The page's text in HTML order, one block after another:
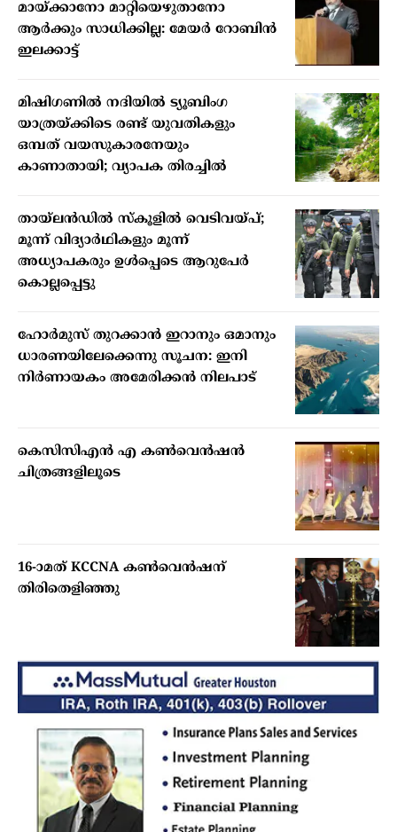
മായ്ക്കാനോ മാറ്റിയെഴുതാനോ
ആർക്കും സാധിക്കില്ല: മേയർ റോബിൻ
ഇലക്കാട്ട്
മിഷിഗണില്‍ നദിയില്‍ ട്യൂബിംഗ
യാത്രയ്ക്കിടെ രണ്ട് യുവതികളും
ഒമ്പത് വയസുകാരനേയും
കാണാതായി; വ്യാപക തിരച്ചില്‍
തായ്ലന്‍ഡില്‍ സ്‌കൂളില്‍ വെടിവയ്പ്;
മൂന്ന് വിദ്യാര്‍ഥികളും മൂന്ന്
അധ്യാപകരും ഉള്‍പ്പെടെ ആറുപേര്‍
കൊല്ലപ്പെട്ടു
ഹോര്‍മുസ് തുറക്കാന്‍ ഇറാനും ഒമാനും
ധാരണയിലേക്കെന്നു സൂചന: ഇനി
നിര്‍ണായകം അമേരിക്കന്‍ നിലപാട്
കെസിസിഎൻ എ കൺവെൻഷൻ
ചിത്രങ്ങളിലൂടെ
16-ാമത് KCCNA കൺവെൻഷന്
തിരിതെളിഞ്ഞു